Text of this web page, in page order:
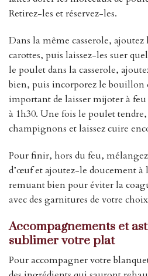
Retirez-les et réservez-les.
Dans la même casserole, ajoutez
carottes, puis laissez-les suer
le poulet dans la casserole,
bien, puis incorporez le bouillon
important de laisser mijoter à
à 1h30. Une fois le poulet
champignons et laissez cuire
Pour finir, hors du feu,
d’œuf et ajoutez-le doucement à
remuant bien pour éviter la
avec des garnitures de votre
Accompagnements et
sublimer votre plat
Pour accompagner votre